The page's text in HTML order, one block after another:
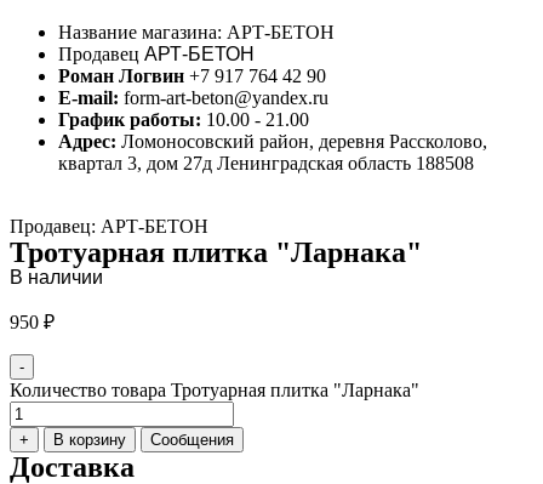
Название магазина: АРТ-БЕТОН
Продавец АРТ-БЕТОН
Роман Логвин +7 917 764 42 90
E-mail: form-art-beton@yandex.ru
График работы: 10.00 - 21.00
Адрес: Ломоносовский район, деревня Рассколово,
квартал 3, дом 27д Ленинградская область 188508
Продавец: АРТ-БЕТОН
Тротуарная плитка "Ларнака"
В наличии
950 ₽
-
Количество товара Тротуарная плитка "Ларнака"
+ В корзину Сообщения
Доставка